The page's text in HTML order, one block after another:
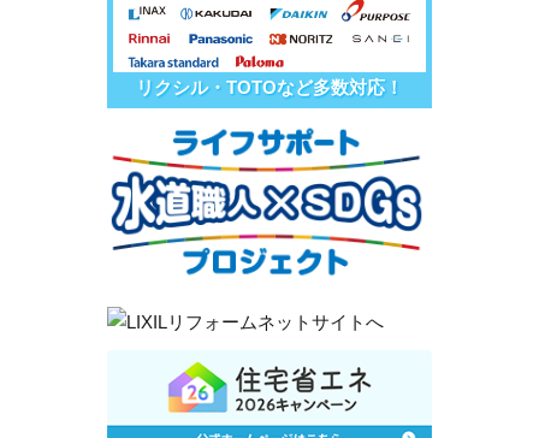
リクシル・TOTOなど多数対応！